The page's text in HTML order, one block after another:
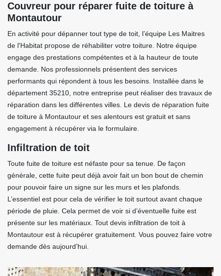
Couvreur pour réparer fuite de toiture à
Montautour
En activité pour dépanner tout type de toit, l’équipe Les Maitres
de l'Habitat propose de réhabiliter votre toiture. Notre équipe
engage des prestations compétentes et à la hauteur de toute
demande. Nos professionnels présentent des services
performants qui répondent à tous les besoins. Installée dans le
département 35210, notre entreprise peut réaliser des travaux de
réparation dans les différentes villes. Le devis de réparation fuite
de toiture à Montautour et ses alentours est gratuit et sans
engagement à récupérer via le formulaire.
Infiltration de toit
Toute fuite de toiture est néfaste pour sa tenue. De façon
générale, cette fuite peut déjà avoir fait un bon bout de chemin
pour pouvoir faire un signe sur les murs et les plafonds.
L’essentiel est pour cela de vérifier le toit surtout avant chaque
période de pluie. Cela permet de voir si d’éventuelle fuite est
présente sur les matériaux. Tout devis infiltration de toit à
Montautour est à récupérer gratuitement. Vous pouvez faire votre
demande dès aujourd’hui.